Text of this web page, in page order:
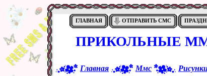
ГЛАВНАЯ ОТПРАВИТЬ СМС
ПРИКОЛЬНЫЕ
Главная Ммс